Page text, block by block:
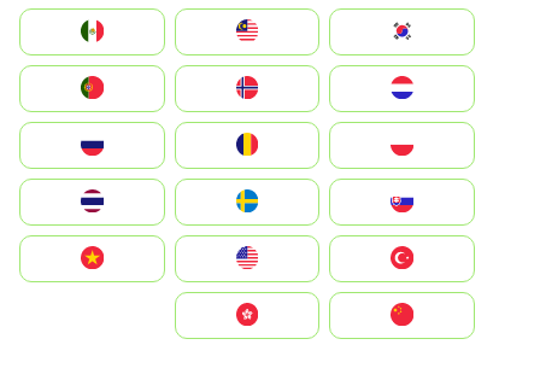
South Korea
Nederland
Portugal
România
Slovensko
United States
Vietnam